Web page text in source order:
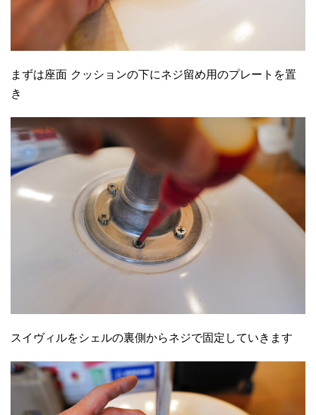
まずは座面 クッションの下にネジ留め用のプレートを置
き
スイヴィルをシェルの裏側からネジで固定していきます